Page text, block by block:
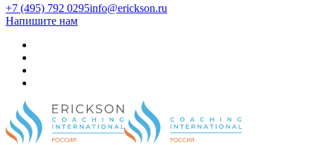
+7 (495) 792 0295info@erickson.ru
Напишите нам